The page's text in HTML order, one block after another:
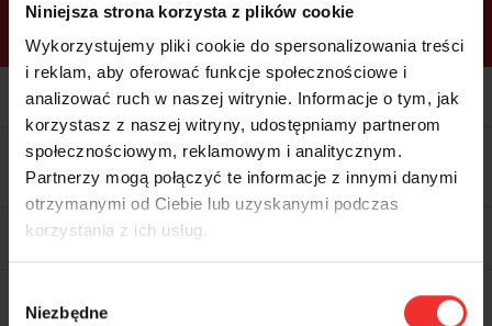
Niniejsza strona korzysta z plików cookie
Wykorzystujemy pliki cookie do spersonalizowania treści
i reklam, aby oferować funkcje społecznościowe i
analizować ruch w naszej witrynie. Informacje o tym, jak
korzystasz z naszej witryny, udostępniamy partnerom
społecznościowym, reklamowym i analitycznym.
Partnerzy mogą połączyć te informacje z innymi danymi
otrzymanymi od Ciebie lub uzyskanymi podczas
korzystania z ich usług.
zgody
Niezbędne
ramach
pakietów
VIP Premium
Kolacja z prelegentami i before
party (Hotel Sheraton, 27.10) tylko
w bilecie ALLPASS VIP
Dedykowana strefa VIP z
możliwością networkingu z
prelegentami i wystawcami w
komfortowych warunkach
Materiały video z poprzedniej
edycji konferencji
WARTOŚĆ: 1970 zł
WARTOŚĆ: 1970 zł